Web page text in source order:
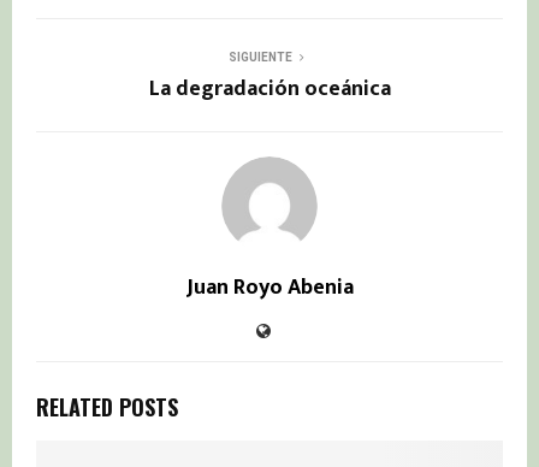
SIGUIENTE
La degradación oceánica
Juan Royo Abenia
RELATED POSTS